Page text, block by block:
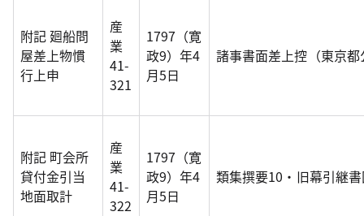
附記 廻船問
屋差上物慣
行上申
産
業
41-
321
1797（寛
政9）年4
月5日
諸事書面差上控（東京
附記 町会所
貸付金引当
地面取計
産
業
41-
322
1797（寛
政9）年4
月5日
類集撰要10・旧幕引継